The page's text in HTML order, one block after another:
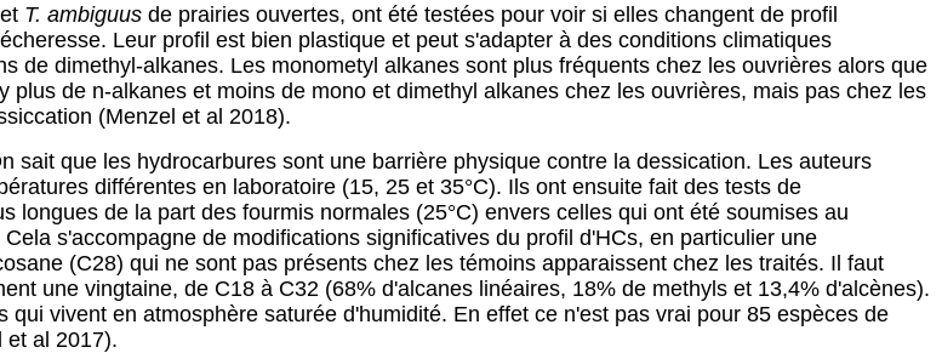
T. ambiguus de prairies ouvertes, ont été testées pour voir si elles changent de profil
Leur profil est bien plastique et peut s'adapter à des conditions climatiques
de dimethyl-alkanes. Les monometyl alkanes sont plus fréquents chez les ouvrières alors que
de n-alkanes et moins de mono et dimethyl alkanes chez les ouvrières, mais pas chez les
(Menzel et al 2018).
sait que les hydrocarbures sont une barrière physique contre la dessication. Les auteurs
différentes en laboratoire (15, 25 et 35°C). Ils ont ensuite fait des tests de
de la part des fourmis normales (25°C) envers celles qui ont été soumises au
s'accompagne de modifications significatives du profil d'HCs, en particulier une
(C28) qui ne sont pas présents chez les témoins apparaissent chez les traités. Il faut
une vingtaine, de C18 à C32 (68% d'alcanes linéaires, 18% de methyls et 13,4% d'alcènes).
vivent en atmosphère saturée d'humidité. En effet ce n'est pas vrai pour 85 espèces de
et al 2017).